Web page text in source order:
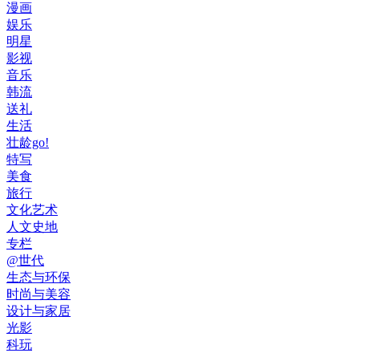
漫画
娱乐
明星
影视
音乐
韩流
送礼
生活
壮龄go!
特写
美食
旅行
文化艺术
人文史地
专栏
@世代
生态与环保
时尚与美容
设计与家居
光影
科玩